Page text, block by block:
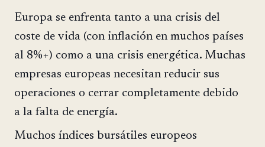
Europa se enfrenta tanto a una crisis del
coste de vida (con inflación en muchos países
al 8%+) como a una crisis energética. Muchas
empresas europeas necesitan reducir sus
operaciones o cerrar completamente debido
a la falta de energía.
Muchos índices bursátiles europeos